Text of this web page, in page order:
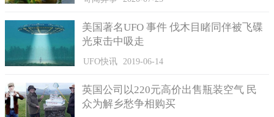
住。乌敏泰恰好跟她相反，家里富有，是一位十足的富二代。因
此，乌敏泰的父母知道他要跟一位穷女子交往时，纷纷不能接受
美国著名UFO 事件 伐木目睹同伴被飞碟
光束击中吸走
UFO快讯 2019-06-14
英国公司以220元高价出售瓶装空气 民
众为解乡愁争相购买